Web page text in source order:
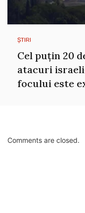
ȘTIRI
Cel puțin 20
atacuri
focului este
Comments are closed.